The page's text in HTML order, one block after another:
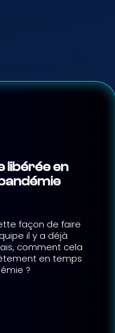
libérée en
façon de faire
il y a déjà
comment cela
en temps
?